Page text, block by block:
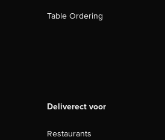
Table Ordering
Deliverect voor
Restaurants